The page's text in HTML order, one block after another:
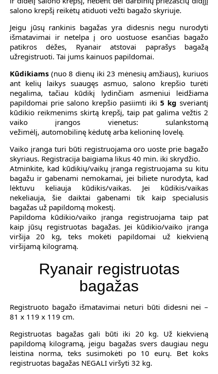
salono krepšį reikėtų atiduoti vežti bagažo skyriuje.
Jeigu jūsų rankinis bagažas yra didesnis negu nurodyti
išmatavimai ir netelpa į oro uostuose esančias bagažo
patikros dėžes, Ryanair atstovai paprašys bagažą
užregistruoti. Tai jums kainuos papildomai.
Kūdikiams (nuo 8 dienų iki 23 mėnesių amžiaus), kuriuos
ant kelių laikys suaugęs asmuo, salono krepšio turėti
negalima, tačiau kūdikį lydinčiam asmeniui leidžiama
papildomai prie salono krepšio pasiimti iki 5 kg sveriantį
kūdikio reikmenims skirtą krepšį, taip pat galima vežtis 2
vaiko įrangos vienetus: sulankstomą
vežimėlį, automobilinę kėdutę arba kelioninę lovelę.
Vaiko įranga turi būti registruojama oro uoste prie bagažo
skyriaus. Registracija baigiama likus 40 min. iki skrydžio.
Atminkite, kad kūdikių/vaikų įranga registruojama su kitu
bagažu ir gabenami nemokamai, jei biliete nurodyta, kad
lėktuvu keliauja kūdikis/vaikas. Jei kūdikis/vaikas
nekeliauja, šie daiktai gabenami tik kaip specialusis
bagažas už papildomą mokestį.
Papildoma kūdikio/vaiko įranga registruojama taip pat
kaip jūsų registruotas bagažas. Jei kūdikio/vaiko įranga
viršija 20 kg, teks mokėti papildomai už kiekvieną
viršijamą kilogramą.
Ryanair registruotas
bagažas
Registruoto bagažo išmatavimai neturi būti didesni nei –
81 x 119 x 119 cm.
Registruotas bagažas gali būti iki 20 kg. Už kiekvieną
papildomą kilogramą, jeigu bagažas svers daugiau negu
leistina norma, teks susimokėti po 10 eurų. Bet koks
registruotas bagažas NEGALI viršyti 32 kg.